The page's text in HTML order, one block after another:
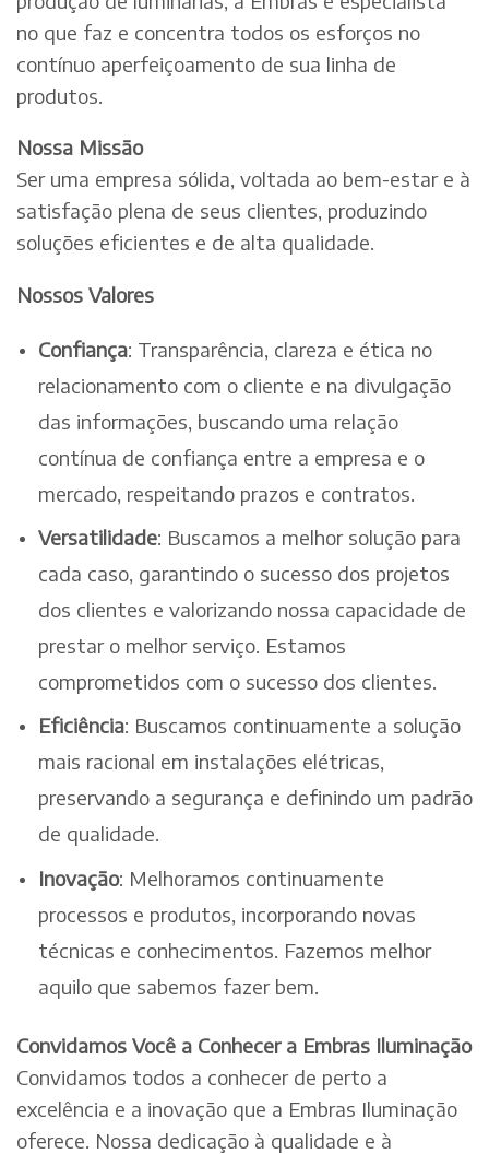
no que faz e concentra todos os esforços no
contínuo aperfeiçoamento de sua linha de
produtos.
Nossa Missão
Ser uma empresa sólida, voltada ao bem-estar e à
satisfação plena de seus clientes, produzindo
soluções eficientes e de alta qualidade.
Nossos Valores
Confiança: Transparência, clareza e ética no
relacionamento com o cliente e na divulgação
das informações, buscando uma relação
contínua de confiança entre a empresa e o
mercado, respeitando prazos e contratos.
Versatilidade: Buscamos a melhor solução para
cada caso, garantindo o sucesso dos projetos
dos clientes e valorizando nossa capacidade de
prestar o melhor serviço. Estamos
comprometidos com o sucesso dos clientes.
Eficiência: Buscamos continuamente a solução
mais racional em instalações elétricas,
preservando a segurança e definindo um padrão
de qualidade.
Inovação: Melhoramos continuamente
processos e produtos, incorporando novas
técnicas e conhecimentos. Fazemos melhor
aquilo que sabemos fazer bem.
Convidamos Você a Conhecer a Embras Iluminação
Convidamos todos a conhecer de perto a
excelência e a inovação que a Embras Iluminação
oferece. Nossa dedicação à qualidade e à